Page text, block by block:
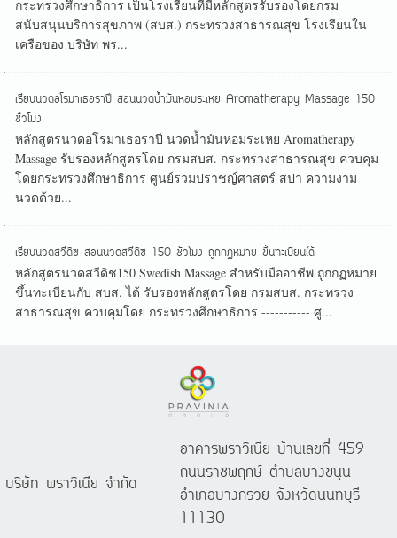
กระทรวงศึกษาธิการ เป็นโรงเรียนที่มีหลักสูตรรับรองโดยกรม
สนับสนุนบริการสุขภาพ (สบส.) กระทรวงสาธารณสุข โรงเรียนใน
เครือของ บริษัท พร...
เรียนนวดอโรมาเธอราปี สอนนวดน้ำมันหอมระเหย Aromatherapy Massage 150
ชั่วโมง
หลักสูตรนวดอโรมาเธอราปี นวดน้ำมันหอมระเหย Aromatherapy
Massage รับรองหลักสูตรโดย กรมสบส. กระทรวงสาธารณสุข ควบคุม
โดยกระทรวงศึกษาธิการ ศูนย์รวมปราชญ์ศาสตร์ สปา ความงาม
นวดด้วย...
เรียนนวดสวีดิซ สอนนวดสวีดิซ 150 ชั่วโมง ถูกกฏหมาย ขึ้นทะเบียนได้
หลักสูตรนวดสวีดิช150 Swedish Massage สำหรับมืออาชีพ ถูกกฏหมาย
ขึ้นทะเบียนกับ สบส. ได้ รับรองหลักสูตรโดย กรมสบส. กระทรวง
สาธารณสุข ควบคุมโดย กระทรวงศึกษาธิการ ----------- ศู...
บริษัท พราวิเนีย จำกัด
อาคารพราวิเนีย บ้านเลขที่ 459
ถนนราชพฤกษ์ ตำบลบางขนุน
อำเภอบางกรวย จังหวัดนนทบุรี
11130